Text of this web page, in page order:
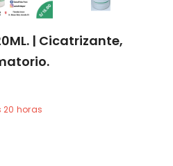
| Cicatrizante,
20 horas